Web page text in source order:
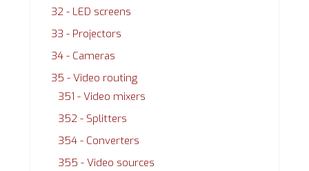
32 - LED screens
33 - Projectors
34 - Cameras
35 - Video routing
351 - Video mixers
352 - Splitters
354 - Converters
355 - Video sources